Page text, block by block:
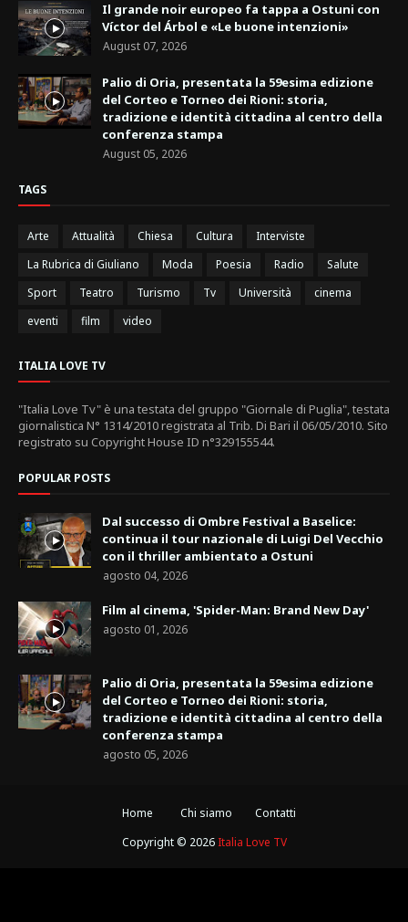
Il grande noir europeo fa tappa a Ostuni con
Víctor del Árbol e «Le buone intenzioni»
August 07, 2026
Palio di Oria, presentata la 59esima edizione
del Corteo e Torneo dei Rioni: storia,
tradizione e identità cittadina al centro della
conferenza stampa
August 05, 2026
TAGS
Arte Attualità Chiesa Cultura
Interviste
La Rubrica di Giuliano
Moda Poesia Radio
Salute
Sport
Teatro Turismo Tv Università
cinema
eventi
film video
ITALIA LOVE TV
"Italia Love Tv" è una testata del gruppo "Giornale di Puglia", testata
giornalistica N° 1314/2010 registrata al Trib. Di Bari il 06/05/2010. Sito
registrato su Copyright House ID n°329155544.
POPULAR POSTS
Dal successo di Ombre Festival a Baselice:
continua il tour nazionale di Luigi Del Vecchio
con il thriller ambientato a Ostuni
agosto 04, 2026
Film al cinema, 'Spider-Man: Brand New Day'
agosto 01, 2026
Palio di Oria, presentata la 59esima edizione
del Corteo e Torneo dei Rioni: storia,
tradizione e identità cittadina al centro della
conferenza stampa
agosto 05, 2026
Home Chi siamo
Contatti
Copyright © 2026 Italia Love TV